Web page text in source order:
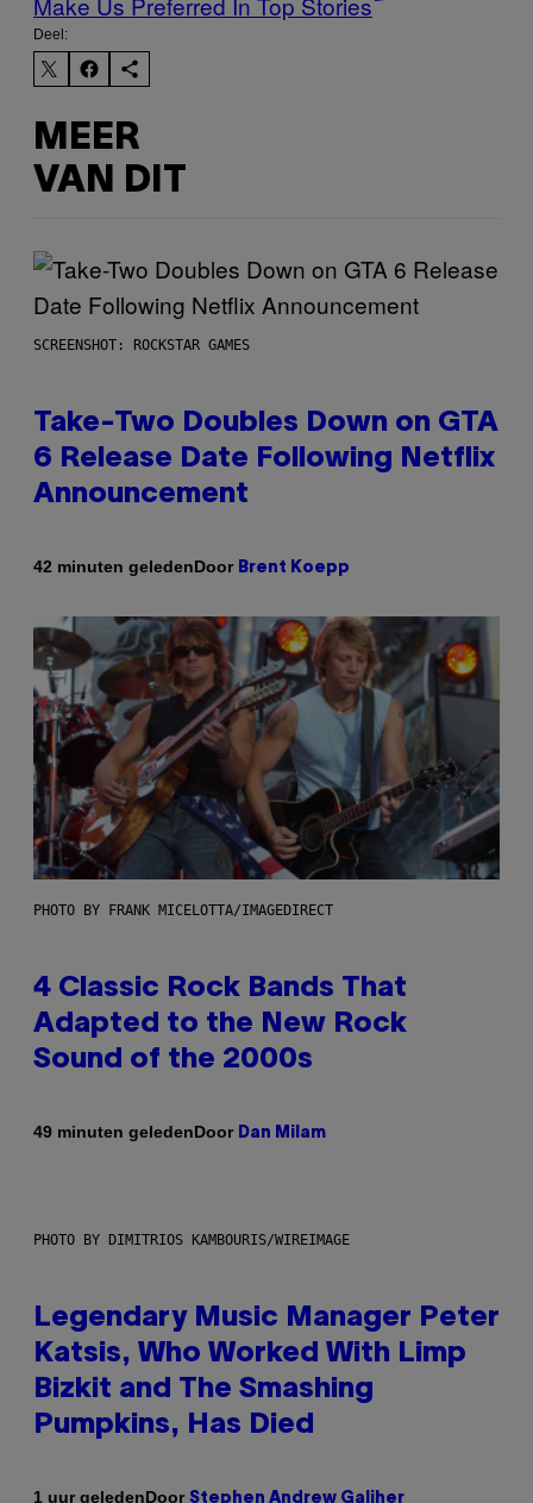
Deel:
MEER
VAN DIT
SCREENSHOT: ROCKSTAR GAMES
Take-Two Doubles Down on GTA
6 Release Date Following Netflix
Announcement
42 minuten geledenDoor Brent Koepp
PHOTO BY FRANK MICELOTTA/IMAGEDIRECT
4 Classic Rock Bands That
Adapted to the New Rock
Sound of the 2000s
49 minuten geledenDoor Dan Milam
PHOTO BY DIMITRIOS KAMBOURIS/WIREIMAGE
Legendary Music Manager Peter
Katsis, Who Worked With Limp
Bizkit and The Smashing
Pumpkins, Has Died
1 uur geledenDoor Stephen Andrew Galiher